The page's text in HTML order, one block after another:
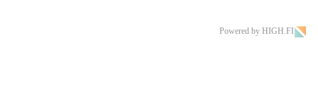
Powered by HIGH.FI